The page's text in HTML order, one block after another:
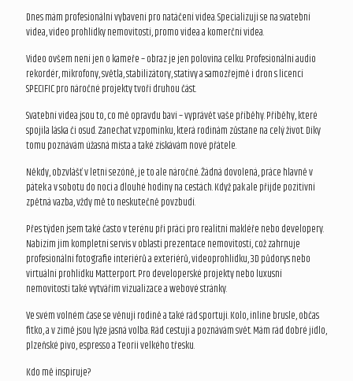
Dnes mám profesionální vybavení pro natáčení videa. Specializuji se na svatební
videa, video prohlídky nemovitostí, promo videa a komerční videa.
Video ovšem není jen o kameře – obraz je jen polovina celku. Profesionální audio
rekordér, mikrofony, světla, stabilizátory, stativy a samozřejmě i dron s licencí
SPECIFIC pro náročné projekty tvoří druhou část.
Svatební videa jsou to, co mě opravdu baví – vyprávět vaše příběhy. Příběhy, které
spojila láska či osud. Zanechat vzpomínku, která rodinám zůstane na celý život. Díky
tomu poznávám úžasná místa a také získávám nové přátele.
Někdy, obzvlášť v letní sezóně, je to ale náročné. Žádná dovolená, práce hlavně v
pátek a v sobotu do noci a dlouhé hodiny na cestách. Když pak ale přijde pozitivní
zpětná vazba, vždy mě to neskutečně povzbudí.
Přes týden jsem také často v terénu při práci pro realitní makléře nebo developery.
Nabízím jim kompletní servis v oblasti prezentace nemovitostí, což zahrnuje
profesionální fotografie interiérů a exteriérů, videoprohlídku, 3D půdorys nebo
virtuální prohlídku Matterport. Pro developerské projekty nebo luxusní
nemovitosti také vytvářím vizualizace a webové stránky.
Ve svém volném čase se věnuji rodině a také rád sportuji. Kolo, inline brusle, občas
fitko, a v zimě jsou lyže jasná volba. Rád cestuji a poznávám svět. Mám rád dobré jídlo,
plzeňské pivo, espresso a Teorii velkého třesku.
Kdo mě inspiruje?